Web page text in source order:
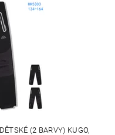
(2 BARVY) KUGO,